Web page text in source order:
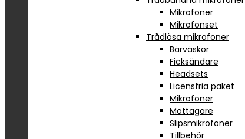
Mikrofoner
Mikrofonset
Trådlösa mikrofoner
Bärväskor
Ficksändare
Headsets
Licensfria paket
Mikrofoner
Mottagare
Slipsmikrofoner
Tillbehör